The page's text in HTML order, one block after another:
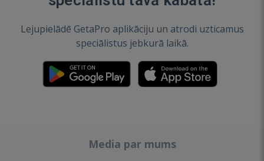
Lejupielādē GetaPro aplikāciju un atrodi uzticamus
speciālistus jebkurā laikā.
Media par mums